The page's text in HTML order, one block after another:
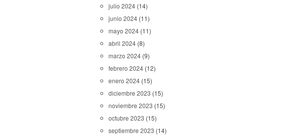
julio 2024 (14)
junio 2024 (11)
mayo 2024 (11)
abril 2024 (8)
marzo 2024 (9)
febrero 2024 (12)
enero 2024 (15)
diciembre 2023 (15)
noviembre 2023 (15)
octubre 2023 (15)
septiembre 2023 (14)